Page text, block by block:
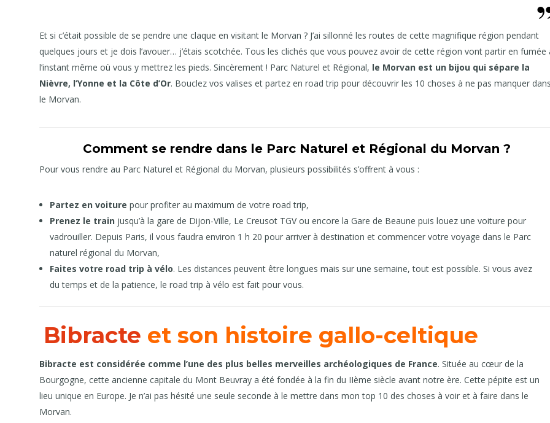
Et si c’était possible de se pendre une claque en visitant le Morvan ? J’ai sillonné les routes de cette magnifique région pendant
quelques jours et je dois l’avouer… j’étais scotchée. Tous les clichés que vous pouvez avoir de cette région vont partir en fumée
l’instant même où vous y mettrez les pieds. Sincèrement ! Parc Naturel et Régional, le Morvan est un bijou qui sépare la
Nièvre, l’Yonne et la Côte d’Or. Bouclez vos valises et partez en road trip pour découvrir les 10 choses à ne pas manquer
le Morvan.
Comment se rendre dans le Parc Naturel et Régional du Morvan ?
Pour vous rendre au Parc Naturel et Régional du Morvan, plusieurs possibilités s’offrent à vous :
Partez en voiture pour profiter au maximum de votre road trip,
Prenez le train jusqu’à la gare de Dijon-Ville, Le Creusot TGV ou encore la Gare de Beaune puis louez une voiture pour
vadrouiller. Depuis Paris, il vous faudra environ 1 h 20 pour arriver à destination et commencer votre voyage dans le Parc
naturel régional du Morvan,
Faites votre road trip à vélo. Les distances peuvent être longues mais sur une semaine, tout est possible. Si vous avez
du temps et de la patience, le road trip à vélo est fait pour vous.
Bibracte et son histoire gallo-celtique
Bibracte est considérée comme l’une des plus belles merveilles archéologiques de France. Située au cœur de la
Bourgogne, cette ancienne capitale du Mont Beuvray a été fondée à la fin du IIème siècle avant notre ère. Cette pépite est un
lieu unique en Europe. Je n’ai pas hésité une seule seconde à le mettre dans mon top 10 des choses à voir et à faire dans le
Morvan.